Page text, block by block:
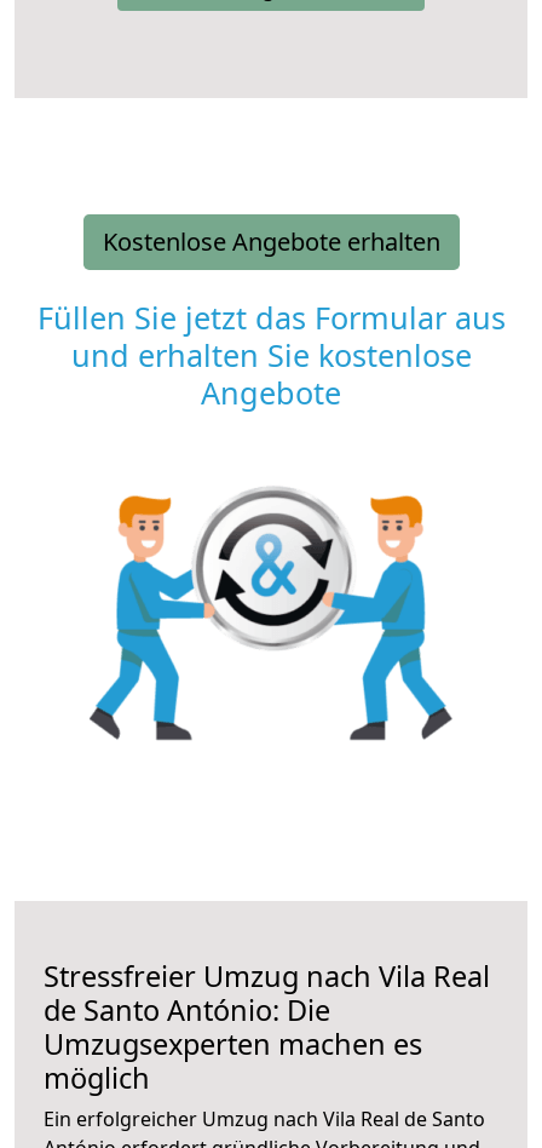
Kostenlose Angebote erhalten
Füllen Sie jetzt das Formular aus
und erhalten Sie kostenlose
Angebote
Stressfreier Umzug nach Vila Real
de Santo António: Die
Umzugsexperten machen es
möglich
Ein erfolgreicher Umzug nach Vila Real de Santo